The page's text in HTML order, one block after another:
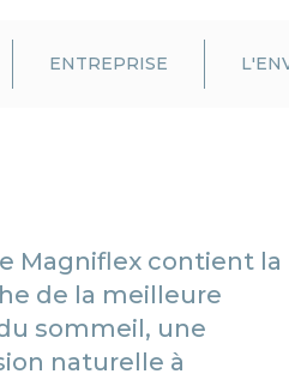
ENTREPRISE
Magniflex contient la
de la meilleure
sommeil, une
naturelle à